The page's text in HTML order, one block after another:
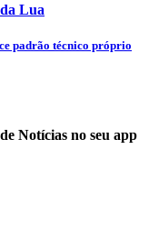
Lua
padrão técnico próprio
Notícias no seu app